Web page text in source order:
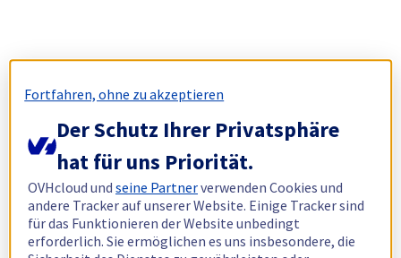
Fortfahren, ohne zu akzeptieren
Der Schutz Ihrer Privatsphäre
hat für uns Priorität.
OVHcloud undseine Partnerverwenden Cookies und
andere Tracker auf unserer Website. Einige Tracker sind
für das Funktionieren der Website unbedingt
erforderlich. Sie ermöglichen es uns insbesondere, die